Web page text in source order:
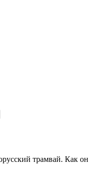
трамвай. Как он